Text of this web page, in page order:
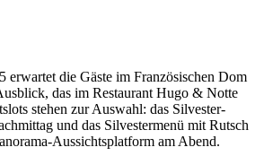
erwartet die Gäste im Französischen Dom
das im Restaurant Hugo & Notte
stehen zur Auswahl: das Silvester-
und das Silvestermenü mit Rutsch
Aussichtsplatform am Abend.